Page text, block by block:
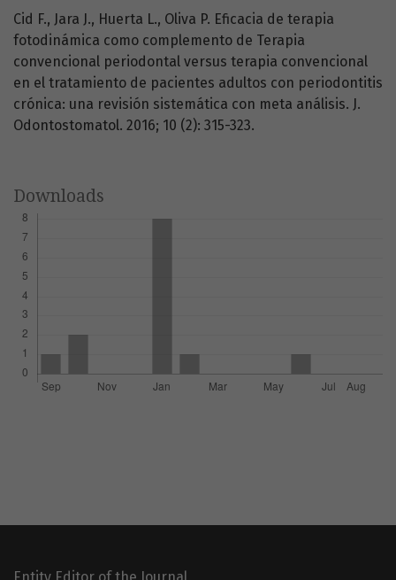
Cid F., Jara J., Huerta L., Oliva P. Eficacia de terapia
fotodinámica como complemento de Terapia
convencional periodontal versus terapia convencional
en el tratamiento de pacientes adultos con periodontitis
crónica: una revisión sistemática con meta análisis. J.
Odontostomatol. 2016; 10 (2): 315-323.
Downloads